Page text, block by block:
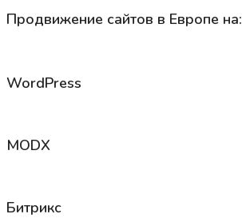
Продвижение сайтов в Европе на:
WordPress
MODX
Битрикс